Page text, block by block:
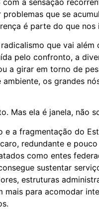
que se
é parte do que nos
que vai além
pelo confronto, a
a girar em torno de
ambiente, os grandes
Mas ela é janela, não
e a fragmentação do
redundante e
como entes
sustentar
estruturas
mais para acomodar